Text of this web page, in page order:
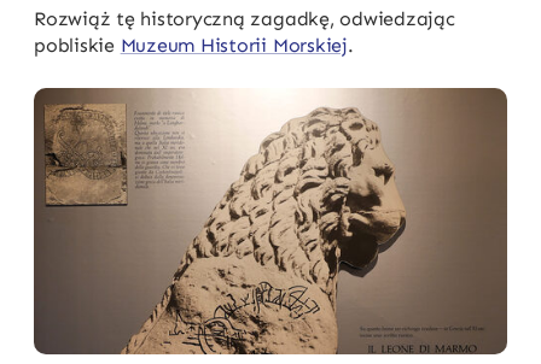
Rozwiąż tę historyczną zagadkę, odwiedzając
pobliskie Muzeum Historii Morskiej.